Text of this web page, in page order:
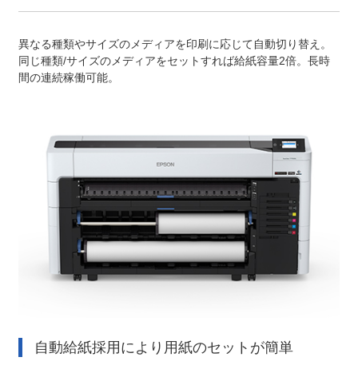
異なる種類やサイズのメディアを印刷に応じて自動切り替え。
同じ種類/サイズのメディアをセットすれば給紙容量2倍。長時
間の連続稼働可能。
自動給紙採用により用紙のセットが簡単